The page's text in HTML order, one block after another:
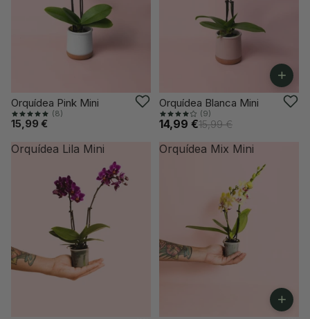
VUELVE PRONTO
Orquídea Pink Mini
(8)
15,99 €
-6%
+
Orquídea Blanca Mini
(9)
14,99 €15,99 €
Orquídea Lila Mini Orquídea Mix Mini
+